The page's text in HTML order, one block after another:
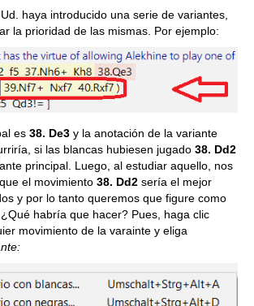
haya introducido una serie de variantes,
la prioridad de las mismas. Por ejemplo:
es 38. De3 y la anotación de la variante
si las blancas hubiesen jugado 38. Dd2
principal. Luego, al estudiar aquello, nos
el movimiento 38. Dd2 sería el mejor
y por lo tanto queremos que figure como
habría que hacer? Pues, haga clic
movimiento de la varainte y eliga